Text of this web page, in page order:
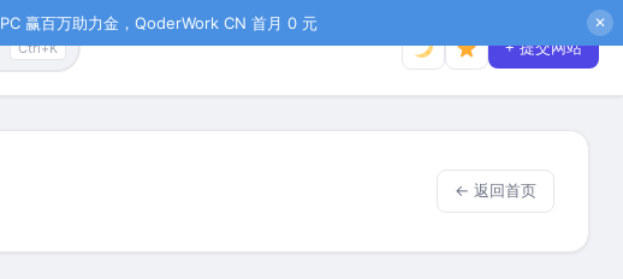
赢百万助力金，QoderWork CN 首月 0 元 ✕
Ctrl+K + 提交网站
← 返回首页